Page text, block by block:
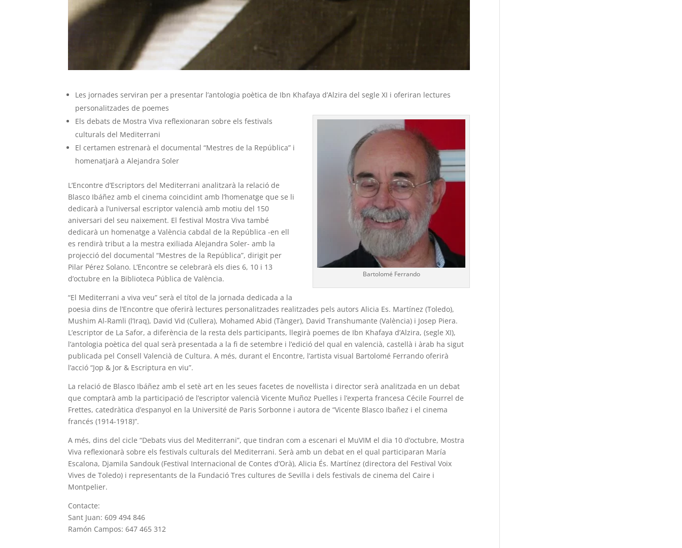
Les jornades serviran per a presentar l’antologia poètica de Ibn Khafaya d’Alzira del segle XI i oferiran lectures
personalitzades de poemes
Bartolomé Ferrando
Els debats de Mostra Viva reflexionaran sobre els festivals
culturals del Mediterrani
El certamen estrenarà el documental “Mestres de la República” i
homenatjarà a Alejandra Soler
L’Encontre d’Escriptors del Mediterrani analitzarà la relació de
Blasco Ibáñez amb el cinema coincidint amb l’homenatge que se li
dedicarà a l’universal escriptor valencià amb motiu del 150
aniversari del seu naixement. El festival Mostra Viva també
dedicarà un homenatge a València cabdal de la República -en ell
es rendirà tribut a la mestra exiliada Alejandra Soler- amb la
projecció del documental “Mestres de la República”, dirigit per
Pilar Pérez Solano. L’Encontre se celebrarà els dies 6, 10 i 13
d’octubre en la Biblioteca Pública de València.
“El Mediterrani a viva veu” serà el títol de la jornada dedicada a la
poesia dins de l’Encontre que oferirà lectures personalitzades realitzades pels autors Alicia Es. Martínez (Toledo),
Mushim Al-Ramli (l’Iraq), David Vid (Cullera), Mohamed Abid (Tànger), David Transhumante (València) i Josep Piera.
L’escriptor de La Safor, a diferència de la resta dels participants, llegirà poemes de Ibn Khafaya d’Alzira, (segle XI),
l’antologia poètica del qual serà presentada a la fi de setembre i l’edició del qual en valencià, castellà i àrab ha sigut
publicada pel Consell Valencià de Cultura. A més, durant el Encontre, l’artista visual Bartolomé Ferrando oferirà
l’acció “Jop & Jor & Escriptura en viu”.
La relació de Blasco Ibáñez amb el setè art en les seues facetes de novel·lista i director serà analitzada en un debat
que comptarà amb la participació de l’escriptor valencià Vicente Muñoz Puelles i l’experta francesa Cécile Fourrel de
Frettes, catedràtica d’espanyol en la Université de Paris Sorbonne i autora de “Vicente Blasco Ibañez i el cinema
francés (1914-1918)”.
A més, dins del cicle “Debats vius del Mediterrani”, que tindran com a escenari el MuVIM el dia 10 d’octubre, Mostra
Viva reflexionarà sobre els festivals culturals del Mediterrani. Serà amb un debat en el qual participaran María
Escalona, Djamila Sandouk (Festival Internacional de Contes d’Orà), Alicia És. Martínez (directora del Festival Voix
Vives de Toledo) i representants de la Fundació Tres cultures de Sevilla i dels festivals de cinema del Caire i
Montpelier.
Contacte:
Sant Juan: 609 494 846
Ramón Campos: 647 465 312